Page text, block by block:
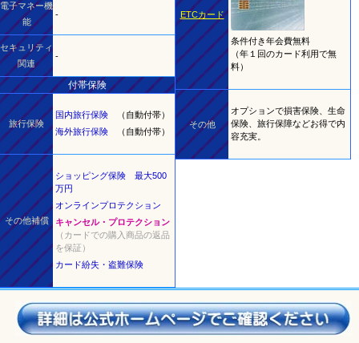
電子マネー機
能
-
セキュリティ
関連
-
付帯保険
旅行保険
国内旅行保険
（自動付帯）
海外旅行保険
（自動付帯）
その他補償
ショッピング保険 最大500
万円
オンラインプロテクション
キャンセル・プロテクション
（カードでの購入商品の返品
を保証）
カード紛失・盗難保険
ETCカード
条件付き年会費無料
（年１回のカード利用で無
料）
その他
オプションで損害保険、生命
保険、旅行保障などお得で内
容充実。